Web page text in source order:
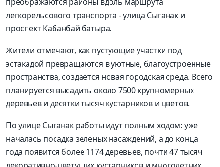
легкорельсового транспорта - улица Сыганак и
проспект Кабанбай батыра.
Жители отмечают, как пустующие участки под
эстакадой превращаются в уютные, благоустроенные
пространства, создается новая городская среда. Всего
планируется высадить около 7500 крупномерных
деревьев и десятки тысяч кустарников и цветов.
По улице Сыганак работы идут полным ходом: уже
началась посадка зеленых насаждений, а до конца
года появится более 1174 деревьев, почти 47 тысяч